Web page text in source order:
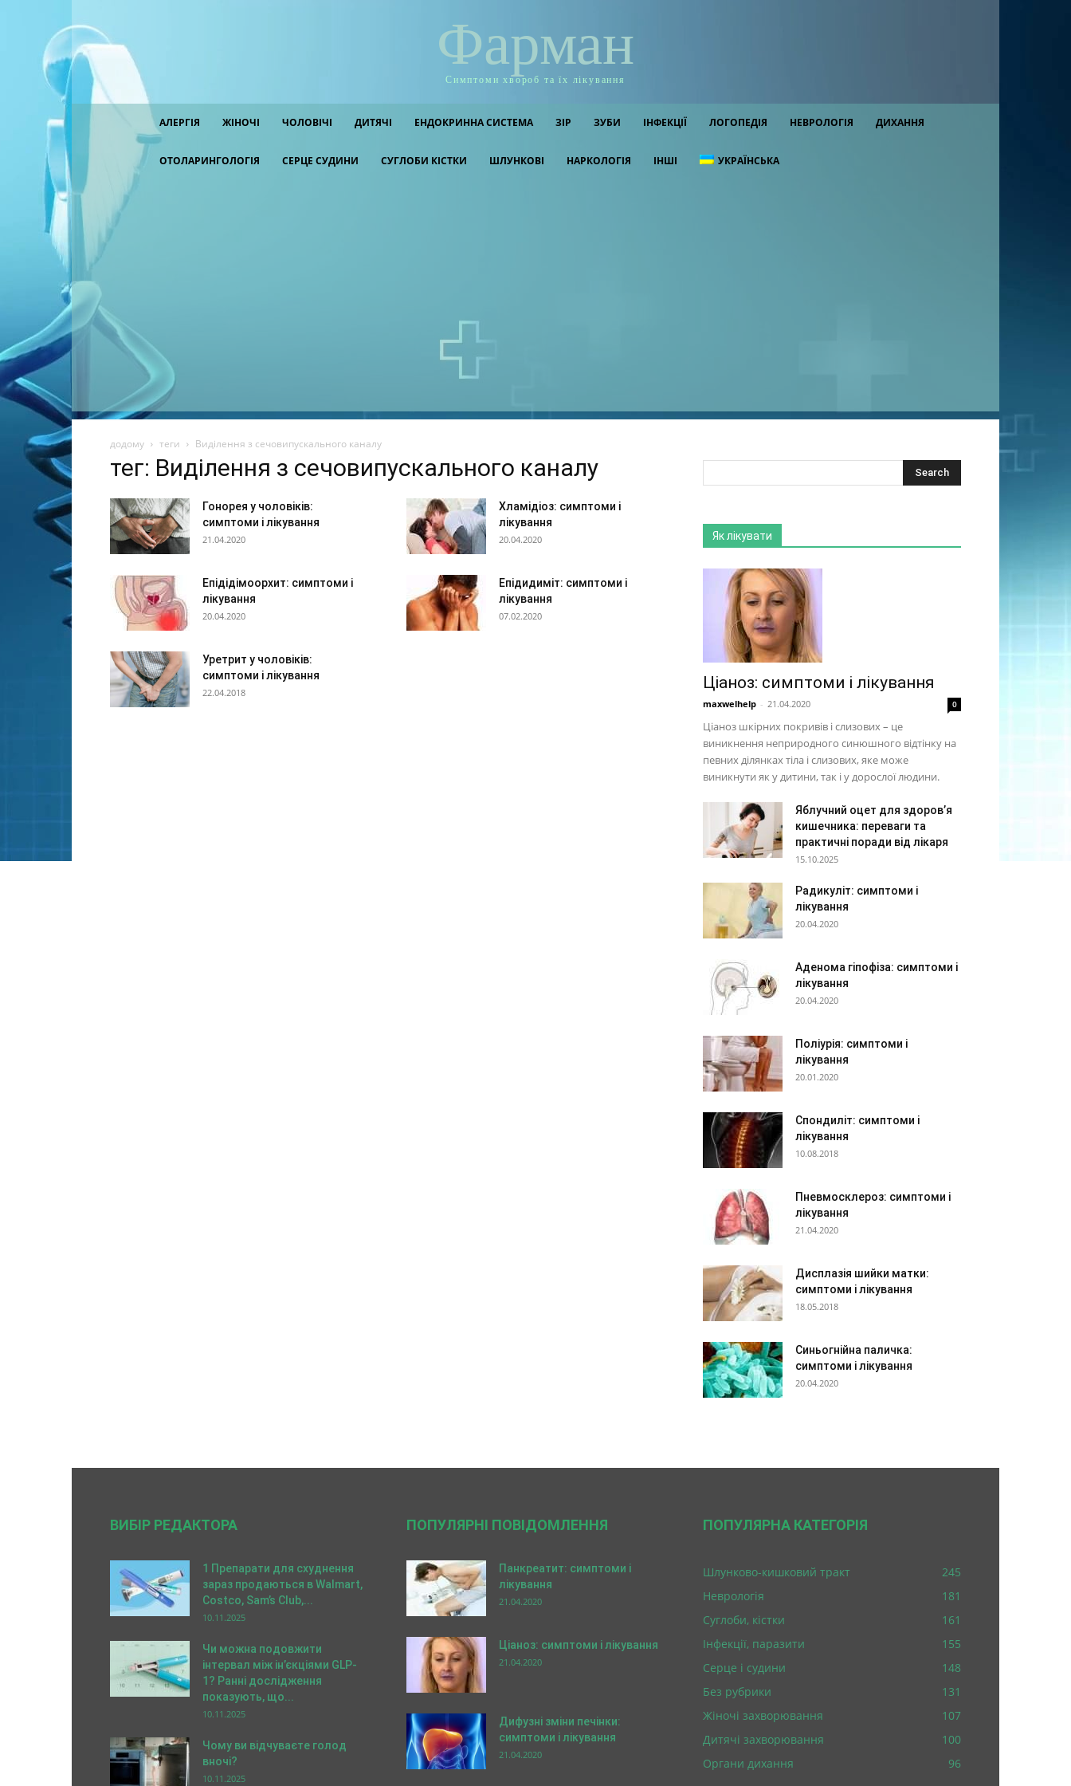
Фарман
Симптоми хвороб та їх лікування
АЛЕРГІЯ ЖІНОЧІ ЧОЛОВІЧІ ДИТЯЧІ ЕНДОКРИННА СИСТЕМА ЗІР ЗУБИ ІНФЕКЦІЇ ЛОГОПЕДІЯ НЕВРОЛОГІЯ ДИХАННЯ
ОТОЛАРИНГОЛОГІЯ СЕРЦЕ СУДИНИ СУГЛОБИ КІСТКИ ШЛУНКОВІ НАРКОЛОГІЯ ІНШІ УКРАЇНСЬКА
додому теги Виділення з сечовипускального каналу
тег: Виділення з сечовипускального каналу
Гонорея у чоловіків:
симптоми і лікування
21.04.2020
Хламідіоз: симптоми і
лікування
20.04.2020
Епідідімоорхит: симптоми і
лікування
20.04.2020
Епідидиміт: симптоми і
лікування
07.02.2020
Уретрит у чоловіків:
симптоми і лікування
22.04.2018
Як лікувати
Ціаноз: симптоми і лікування
maxwelhelp - 21.04.2020 0
Ціаноз шкірних покривів і слизових – це
виникнення неприродного синюшного відтінку на
певних ділянках тіла і слизових, яке може
виникнути як у дитини, так і у дорослої людини.
Яблучний оцет для здоров’я
кишечника: переваги та
практичні поради від лікаря
15.10.2025
Радикуліт: симптоми і
лікування
20.04.2020
Аденома гіпофіза: симптоми і
лікування
20.04.2020
Поліурія: симптоми і
лікування
20.01.2020
Спондиліт: симптоми і
лікування
10.08.2018
Пневмосклероз: симптоми і
лікування
21.04.2020
Дисплазія шийки матки:
симптоми і лікування
18.05.2018
Синьогнійна паличка:
симптоми і лікування
20.04.2020
ВИБІР РЕДАКТОРА
1 Препарати для схуднення
зараз продаються в Walmart,
Costco, Sam’s Club,...
10.11.2025
Чи можна подовжити
інтервал між ін’єкціями GLP-
1? Ранні дослідження
показують, що...
10.11.2025
Чому ви відчуваєте голод
вночі?
10.11.2025
ПОПУЛЯРНІ ПОВІДОМЛЕННЯ
Панкреатит: симптоми і
лікування
21.04.2020
Ціаноз: симптоми і лікування
21.04.2020
Дифузні зміни печінки:
симптоми і лікування
21.04.2020
ПОПУЛЯРНА КАТЕГОРІЯ
Шлунково-кишковий тракт
245
Неврологія
181
Суглоби, кістки
161
Інфекції, паразити
155
Серце і судини
148
Без рубрики
131
Жіночі захворювання
107
Дитячі захворювання
100
Органи дихання
96